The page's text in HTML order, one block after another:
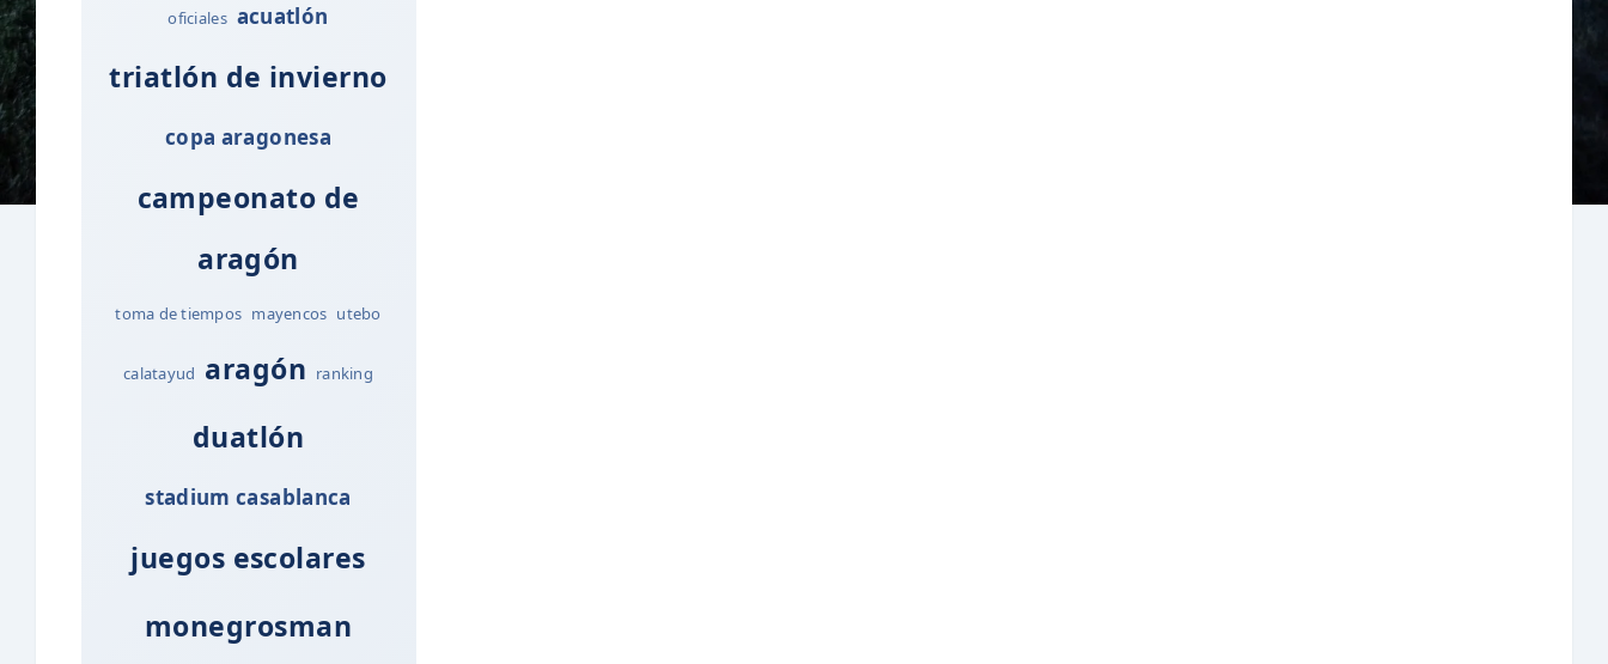
oficiales acuatlón
triatlón de invierno
copa aragonesa
campeonato de
aragón
toma de tiempos mayencos utebo
calatayud aragón ranking
duatlón
stadium casablanca
juegos escolares
monegrosman